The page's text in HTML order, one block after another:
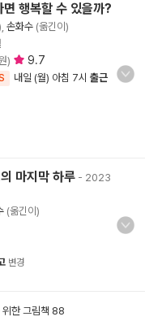
행복할 수 있을까?
손화수 (옮긴이)
) 9.7
내일 (월) 아침 7시 출근
마지막 하루 - 2023
(옮긴이)
변경
위한 그림책 88